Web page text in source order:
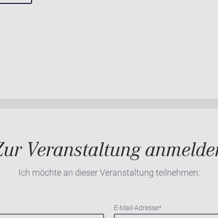
Veranstaltung
Ich möchte an dieser Veranstaltung teilnehmen:
E-Mail-Adresse*